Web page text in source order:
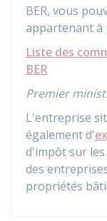
BER, vous
appartenant à
Liste des
BER
Premier
L'entreprise
également d'
d'impôt sur
des
propriétés